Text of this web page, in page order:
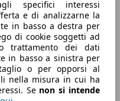
specifici interessi
e di analizzarne la
in basso a destra per
di cookie soggetti ad
trattamento dei dati
in basso a sinistra per
o per opporsi al
nella misura in cui ha
Se non si intende
l’ottimo comfort
di sicurezza.Se, però, si
il fatto suo, con
era nota per essere
ora, complice la
stabile, veloce e con
e le dimensioni,